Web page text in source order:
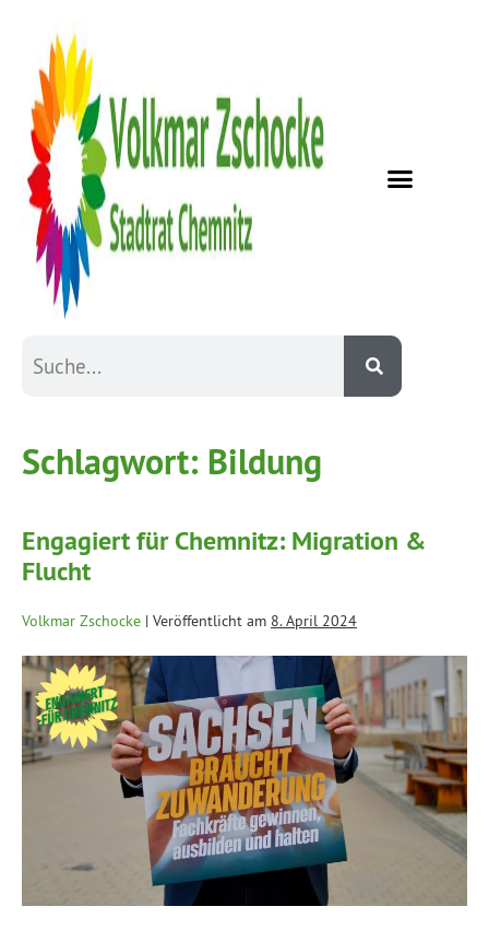
Schlagwort: Bildung
Engagiert für Chemnitz: Migration &
Flucht
Volkmar Zschocke | Veröffentlicht am 8. April 2024